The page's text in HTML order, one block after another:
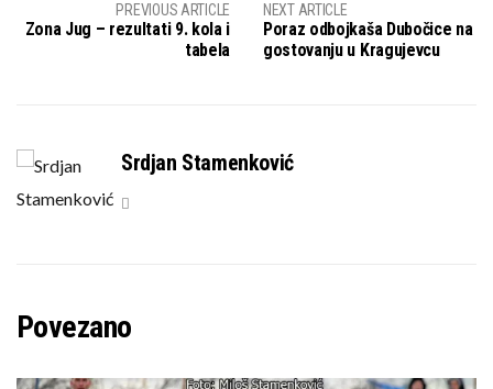
PREVIOUS ARTICLE
Zona Jug – rezultati 9. kola i
tabela
NEXT ARTICLE
Poraz odbojkaša Dubočice na
gostovanju u Kragujevcu
Srdjan Stamenković
Povezano